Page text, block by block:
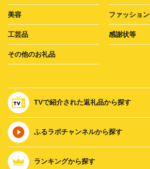
美容 ファッション
工芸品 感謝状等
その他のお礼品
TVで紹介された返礼品から探す
ふるラボチャンネルから探す
ランキングから探す